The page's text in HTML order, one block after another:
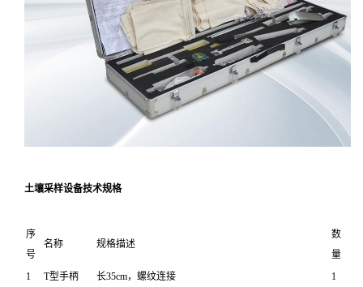
土壤采样设备技术规格
序
号
名称 规格描述
数
量
1
T型手柄 长35cm，螺纹连接
1